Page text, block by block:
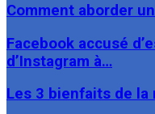
Comment aborder
Facebook accusé
d’Instagram à…
Les 3 bienfaits de la